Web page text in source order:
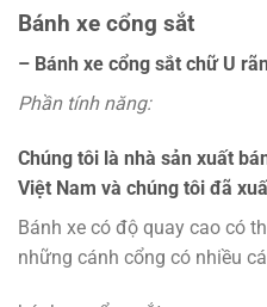
Bánh xe cổng sắt
– Bánh xe cổng sắt chữ U
Phần tính năng:
Chúng tôi là nhà sản xuất
Việt Nam và chúng tôi đã
Bánh xe có độ quay cao có
những cánh cổng có nhiều